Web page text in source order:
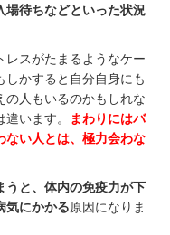
場待ちなどといった状況
レスがたまるようなケー
しかすると自分自身にも
の人もいるのかもしれな
います。
まわりにはバ
ない人とは、極力会わな
うと、体内の免疫力が下
気にかかる原因になりま